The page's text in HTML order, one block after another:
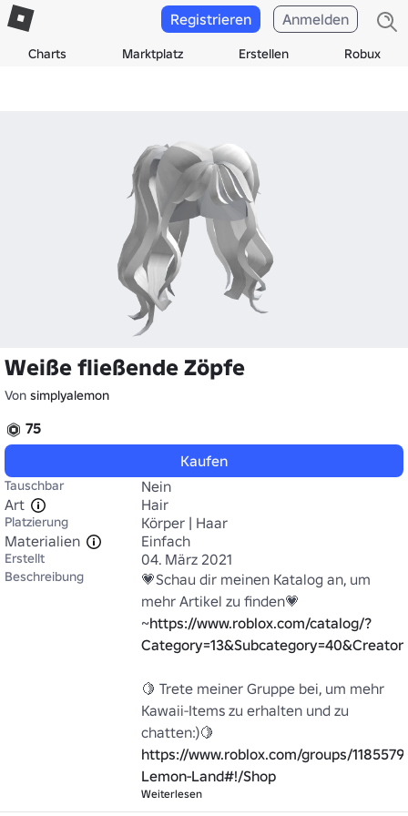
Charts Marktplatz Erstellen Robux
Registrieren Anmelden
Weiße fließende Zöpfe
Von simplyalemon
75
Kaufen
Tauschbar
Nein
Art
Hair
Platzierung
Körper | Haar
Materialien
Einfach
Erstellt 04. März 2021
Beschreibung
💗Schau dir meinen Katalog an, um
mehr Artikel zu finden💗
~https://www.roblox.com/catalog/?
🍋 Trete meiner Gruppe bei, um mehr
Kawaii-Items zu erhalten und zu
https://www.roblox.com/groups/
Lemon-Land#!/Shop
Weiterlesen